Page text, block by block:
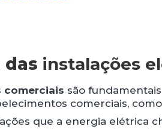
instalações
comerciais são
comerciais,
que a energia elétrica